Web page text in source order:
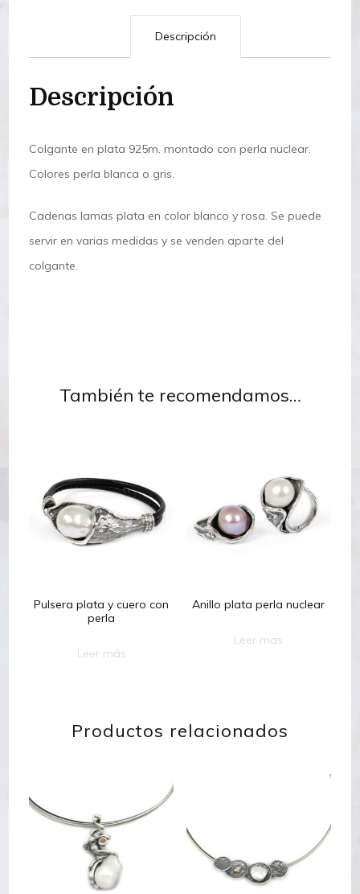
Descripción
Descripción
Colgante en plata 925m. montado con perla nuclear.
Colores perla blanca o gris.
Cadenas lamas plata en color blanco y rosa. Se puede
servir en varias medidas y se venden aparte del
colgante.
También te recomendamos…
Pulsera plata y cuero con
perla
Leer más
Anillo plata perla nuclear
Leer más
Productos relacionados